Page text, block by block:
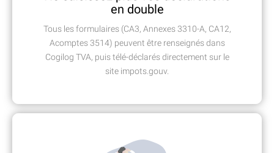
en double
Tous les formulaires (CA3, Annexes 3310-A, CA12,
Acomptes 3514) peuvent être renseignés dans
Cogilog TVA, puis télé-déclarés directement sur le
site impots.gouv.